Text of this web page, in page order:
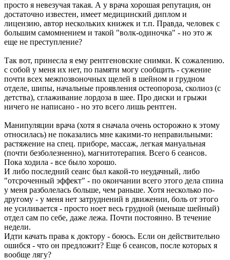
просто я невезучая такая. А у врача хорошая репутация, он
достаточно известен, имеет медицинский диплом и
лицензию, автор нескольких книжек и т.п. Правда, человек с
большим самомнением и такой "волк-одиночка" - но это ж
еще не преступление?
Так вот, принесла я ему рентгеновские снимки. К сожалению.
с собой у меня их нет, по памяти могу сообщить - сужение
почти всех межпозвоночных щелей в шейном и грудном
отделе, шипы, начальные проявления остеопороза, сколиоз (с
детства), сглаживание лордоза в шее. Про диски и грыжи
ничего не написано - но это всего лишь рентген.
Манипуляции врача (хотя я сначала очень осторожно к этому
относилась) не показались мне какими-то неправильными:
растяжение на спец. приборе, массаж, легкая мануальная
(почти безболезненно), магнитотерапия. Всего 6 сеансов.
Пока ходила - все было хорошо.
И либо последний сеанс был какой-то неудачный, либо
"отсроченный эффект" - по окончании всего этого дела спина
у меня разболелась больше, чем раньше. Хотя несколько по-
другому - у меня нет затруднений в движении, боль от этого
не усиливается - просто ноет весь грудной (меньше шейный)
отдел сам по себе, даже лежа. Почти постоянно. В течение
недели.
Идти качать права к доктору - боюсь. Если он действительно
ошибся - что он предложит? Еще 6 сеансов, после которых я
вообще лягу?